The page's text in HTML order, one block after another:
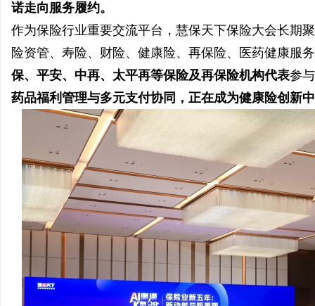
诺走向服务履约。
作为保险行业重要交流平台，慧保天下保险大会长期
险资管、寿险、财险、健康险、再保险、医药健康服
保、平安、中再、太平再等保险及再保险机构代表参
药品福利管理与多元支付协同，正在成为健康险创新
燥症患者口干眼燥熬多年，一个周期缓过
？老中医：一张辨证方对症，身体找回津液
武汉配眼镜 上海配眼镜